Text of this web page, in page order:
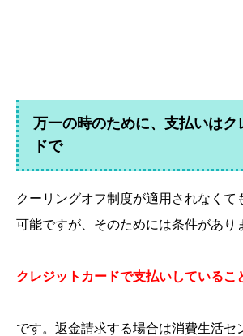
万一の時のために、支払いはク
ドで
クーリングオフ制度が適用されなくて
可能ですが、そのためには条件があり
クレジットカードで支払いしているこ
です。返金請求する場合は消費生活セ